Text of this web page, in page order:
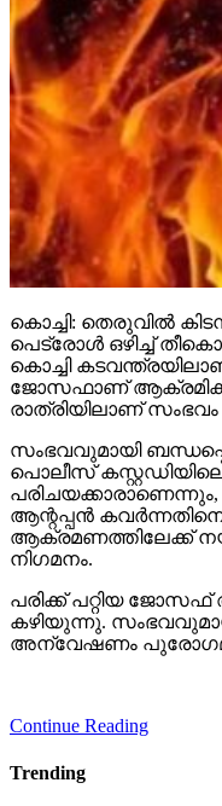
കൊച്ചി: തെരുവില്‍
പെട്രോള്‍ ഒഴിച്ച്
കൊച്ചി
ജോസഫാണ്
രാത്രിയിലാണ് സംഭവം
സംഭവവുമായി
പൊലീസ്
ആന്റപ്പന്‍
ആക്രമണത്തിലേക്ക്
നിഗമനം.
പരിക്ക് പറ്റിയ
കഴിയുന്നു.
അന്വേഷണം
Continue Reading
Trending